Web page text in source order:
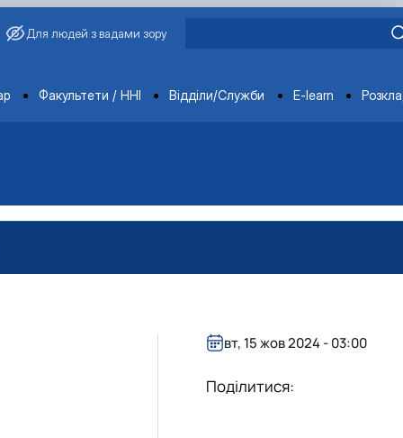
Для людей з вадами зору
Факультети / ННІ Відділи/Служби E-learn
факультету
НДІ рослинництва та ґрунтознавства агробіологічного
вт, 15 жов 2024 - 03:00
Поділитися: